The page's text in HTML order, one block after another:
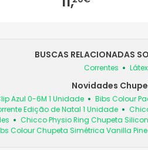
BUSCAS RELACIONADAS
Correntes Látex
Novidades
Azul 0-6M 1 Unidade
Bibs Colour
Edição de Natal 1 Unidade
Chicco Physio Ring Chupeta
Colour Chupeta Simétrica Vanilla